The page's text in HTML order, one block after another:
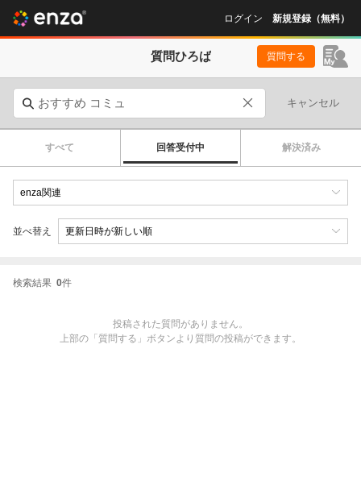
ログイン 新規登録（無料）
質問ひろば 質問する
キャンセル
すべて 回答受付中 解決済み
並べ替え
検索結果 0件
投稿された質問がありません。
上部の「質問する」ボタンより質問の投稿ができます。